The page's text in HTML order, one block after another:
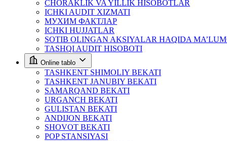
CHORAKLIK VA YILLIK HISOBOTLAR
ICHKI AUDIT XIZMATI
МУХИМ ФАКТЛАР
ICHKI HUJJATLAR
SOTIB OLINGAN AKSIYALAR HAQIDA
TASHQI AUDIT HISOBOTI
Online tablo
TASHKENT SHIMOLIY BEKATI
TASHKENT JANUBIY BEKATI
SAMARQAND BEKATI
URGANCH BEKATI
GULISTAN BEKATI
ANDIJON BEKATI
SHOVOT BEKATI
POP STANSIYASI